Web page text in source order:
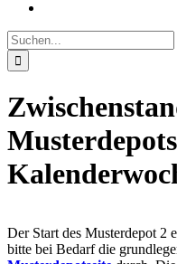
Suche
nach:
Der Start des Musterdepot 2
bitte bei Bedarf die